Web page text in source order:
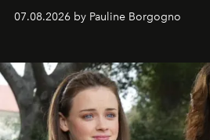
s'arrachent déjà.
07.08.2026 by Pauline Borgogno